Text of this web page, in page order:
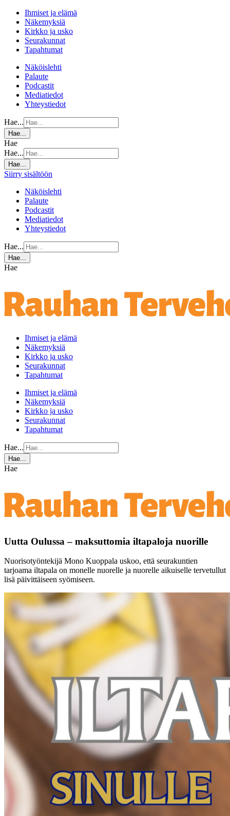
Ihmiset ja elämä
Näkemyksiä
Kirkko ja usko
Seurakunnat
Tapahtumat
Näköislehti
Palaute
Podcastit
Mediatiedot
Yhteystiedot
Hae...
Hae...
Hae
Hae...
Hae...
Siirry sisältöön
Näköislehti
Palaute
Podcastit
Mediatiedot
Yhteystiedot
Hae...
Hae...
Hae
Ihmiset ja elämä
Näkemyksiä
Kirkko ja usko
Seurakunnat
Tapahtumat
Ihmiset ja elämä
Näkemyksiä
Kirkko ja usko
Seurakunnat
Tapahtumat
Hae...
Hae...
Hae
Uutta Oulussa – maksuttomia iltapaloja nuorille
Nuorisotyöntekijä Mono Kuoppala uskoo, että seurakuntien
tarjoama iltapala on monelle nuorelle ja nuorelle aikuiselle tervetullut
lisä päivittäiseen syömiseen.